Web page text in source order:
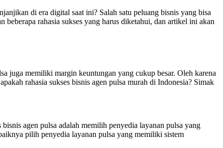
di era digital saat ini? Salah satu peluang bisnis yang bisa
rahasia sukses yang harus diketahui, dan artikel ini akan
juga memiliki margin keuntungan yang cukup besar. Oleh karena
rahasia sukses bisnis agen pulsa murah di Indonesia? Simak
agen pulsa adalah memilih penyedia layanan pulsa yang
pilih penyedia layanan pulsa yang memiliki sistem